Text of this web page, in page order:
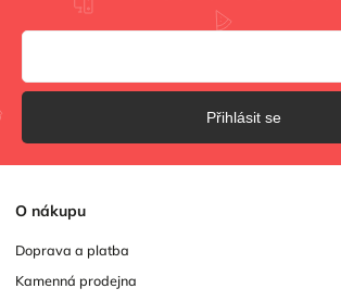
O nákupu
Doprava a platba
Kamenná prodejna
Přihlásit se